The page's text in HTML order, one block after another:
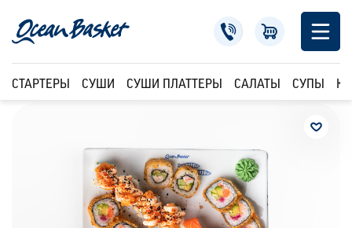
СТАРТЕРЫ СУШИ СУШИ ПЛАТТЕРЫ САЛАТЫ СУПЫ